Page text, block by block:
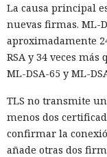
La causa principal
nuevas firmas. ML-
aproximadamente
RSA y 34 veces más
ML-DSA-65 y ML-
TLS no transmite
menos dos
confirmar la
añade otras dos